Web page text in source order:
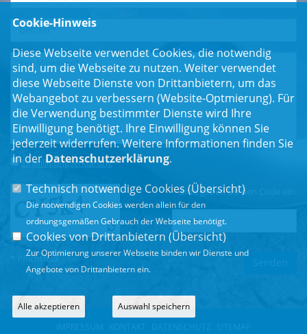
Einwilligungserklärung*
Bitte geben Sie den Code ein:
* Pflichtfeld
IMPRESSUM KONTAKT DATENSCHUTZ SITEMAP
Cookie-Hinweis
Diese Webseite verwendet Cookies, die notwendig
sind, um die Webseite zu nutzen. Weiter verwendet
diese Webseite Dienste von Drittanbietern, um das
Webangebot zu verbessern (Website-Optmierung). Für
die Verwendung bestimmter Dienste wird Ihre
Einwilligung benötigt. Ihre Einwilligung können Sie
jederzeit widerrufen. Weitere Informationen finden Sie
in der Datenschutzerklärung.
Technisch notwendige Cookies (Übersicht)
Die notwendigen Cookies werden allein für den
ordnungsgemäßen Gebrauch der Webseite benötigt.
Cookies von Drittanbietern (Übersicht)
Zur Optimierung unserer Webseite binden wir Dienste und
Angebote von Drittanbietern ein.
Alle akzeptieren Auswahl speichern